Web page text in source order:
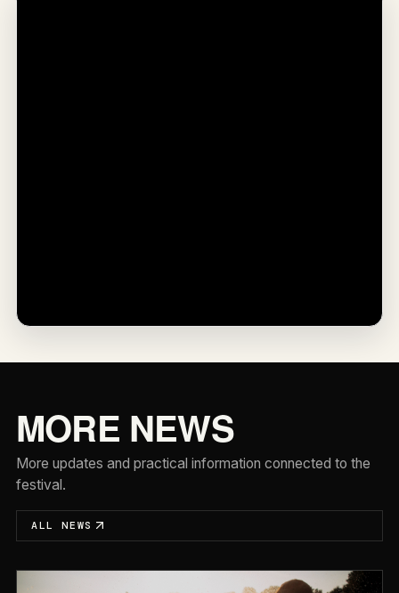
MORE NEWS
More updates and practical information connected to the
festival.
ALL NEWS